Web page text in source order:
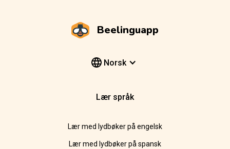
Beelinguapp
Norsk
Lær språk
Lær med lydbøker på engelsk
Lær med lydbøker på spansk